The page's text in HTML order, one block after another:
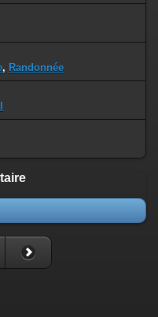
, Randonnée